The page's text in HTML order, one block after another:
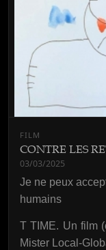
FILM
CONTRE LES
03/03/2025
Je ne peux
humains
T TIME. Un film
Mister Local-